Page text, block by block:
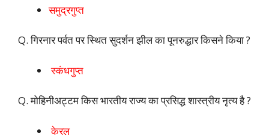
समुद्रगुप्त
Q. गिरनार पर्वत पर स्थित सुदर्शन झील का पूनरुद्धार किसने किया ?
स्कंधगुप्त
Q. मोहिनीअट्टम किस भारतीय राज्य का प्रसिद्ध शास्त्रीय नृत्य है ?
केरल